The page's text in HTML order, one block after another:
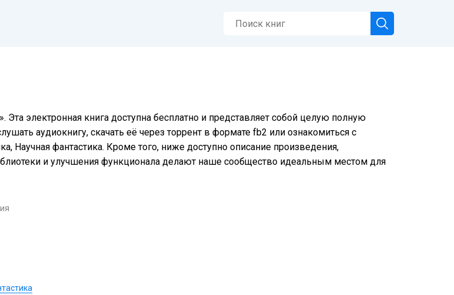
электронная книга доступна бесплатно и представляет собой целую полную
аудиокнигу, скачать её через торрент в формате fb2 или ознакомиться с
Научная фантастика. Кроме того, ниже доступно описание произведения,
и улучшения функционала делают наше сообщество идеальным местом для